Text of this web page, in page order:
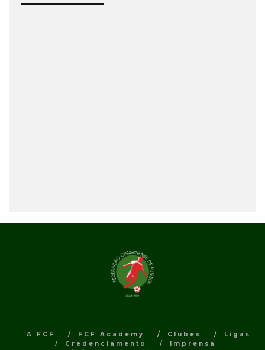
A FCF FCF Academy Clubes
Ligas
Credenciamento
Imprensa